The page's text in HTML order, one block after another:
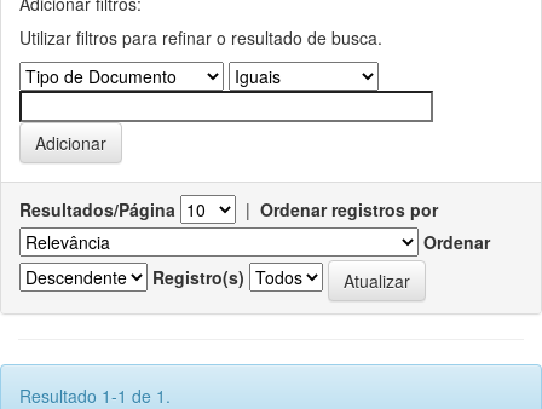
Utilizar filtros para refinar o resultado de busca.
Resultados/Página | Ordenar registros por
Ordenar
Registro(s)
Resultado 1-1 de 1.